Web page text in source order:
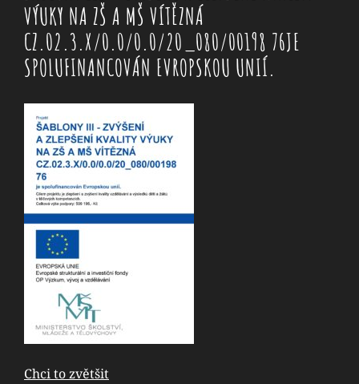
VÝUKY NA ZŠ A MŠ VÍTĚZNÁ
CZ.02.3.X/0.0/0.0/20_080/00198 76JE
SPOLUFINANCOVÁN EVROPSKOU UNIÍ.
Chci to zvětšit